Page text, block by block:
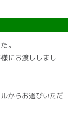
。
にお渡ししまし
からお選びいただ